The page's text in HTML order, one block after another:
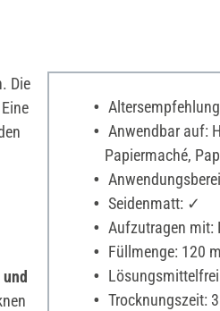
Die
Anwendbar auf:
Papiermaché,
Seidenmatt: ✓
Aufzutragen mit:
Füllmenge: 120
Trocknungszeit: